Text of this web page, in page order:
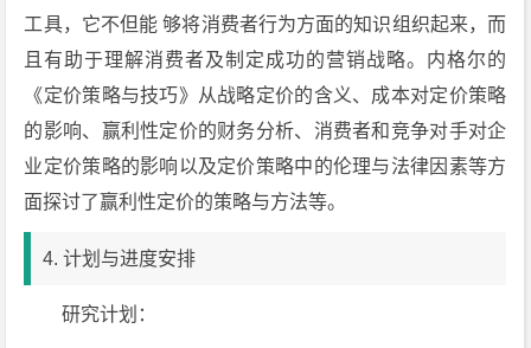
工具，它不但能 够将消费者行为方面的知识组织起来，而
且有助于理解消费者及制定成功的营销战略。内格尔的
《定价策略与技巧》从战略定价的含义、成本对定价策略
的影响、赢利性定价的财务分析、消费者和竞争对手对企
业定价策略的影响以及定价策略中的伦理与法律因素等方
面探讨了赢利性定价的策略与方法等。
4. 计划与进度安排
研究计划：